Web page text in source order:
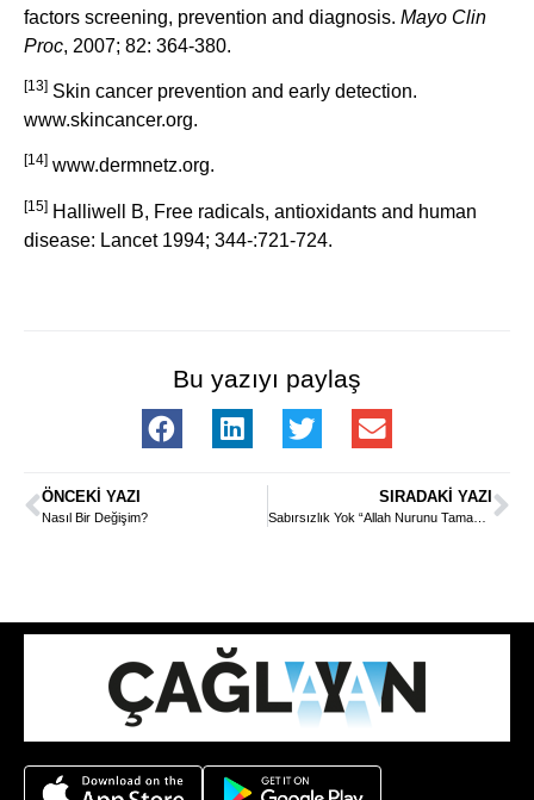
factors screening, prevention and diagnosis. Mayo Clin
Proc, 2007; 82: 364-380.
[13] Skin cancer prevention and early detection.
www.skincancer.org.
[14] www.dermnetz.org.
[15] Halliwell B, Free radicals, antioxidants and human
disease: Lancet 1994; 344-:721-724.
Bu yazıyı paylaş
ÖNCEKI YAZI
Nasıl Bir Değişim?
SIRADAKI YAZI
Sabırsızlık Yok “Allah Nurunu Tamamlayacaktır!”